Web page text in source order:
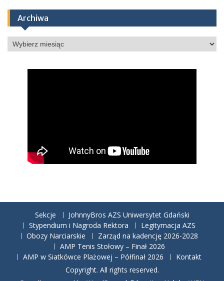
Archiwa
Archiwa
Sekcje
JohnnyBros AZS Uniwersytet Gdański
Stypendium i Nagroda Rektora
Legitymacja AZS
Obozy Narciarskie
Zarząd na kadencję 2026-2028
AMP Tenis Stołowy – Finał 2026
AMP w Siatkówce Plażowej – Półfinał 2026
Kontakt
Copyright. All rights reserved.